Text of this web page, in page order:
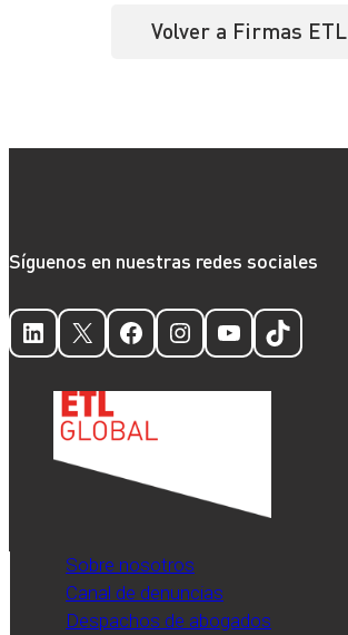
Volver a Firmas ETL
Síguenos en nuestras redes sociales
LinkedIn
X Facebook
Instagram
YouTube
TikTok
Sobre nosotros
Canal de denuncias
Despachos de abogados